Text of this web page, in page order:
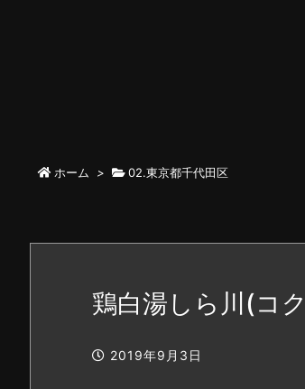
ホーム > 02.東京都千代田区
鶏白湯しら川(コ
2019年9月3日